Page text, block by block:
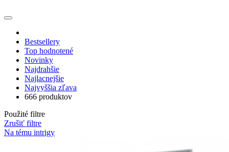
Bestsellery
Top hodnotené
Novinky
Najdrahšie
Najlacnejšie
Najvyššia zľava
666 produktov
Použité filtre
Zrušiť filtre
Na tému intrigy